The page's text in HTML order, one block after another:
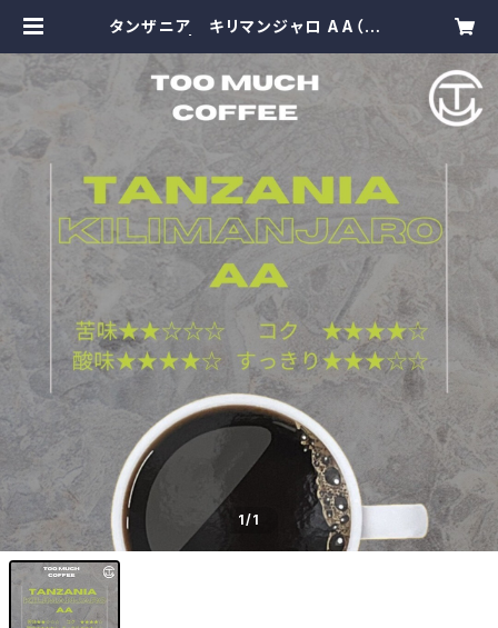
タンザニア キリマンジャロ AA（20
1/1